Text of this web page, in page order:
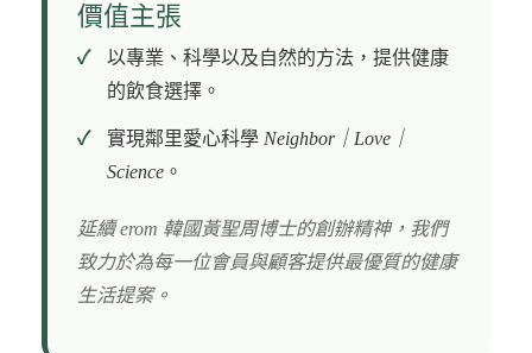
價值主張
以專業、科學以及自然的方法，提供健康
的飲食選擇。
實現鄰里愛心科學 Neighbor｜Love｜
Science 。
延續 erom 韓國黃聖周博士的創辦精神，我們
致力於為每一位會員與顧客提供最優質的健康
生活提案。